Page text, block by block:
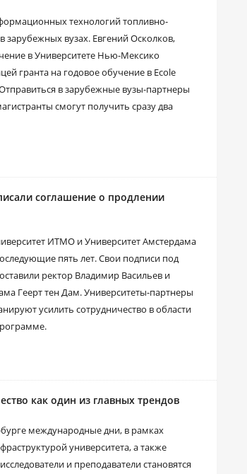
технологий топливно-
зарубежных вузах. Евгений Осколков,
в Университете Нью-Мексико
гранта на годовое обучение в Ecole
в зарубежные вузы-партнеры
смогут получить сразу два
соглашение о продлении
ИТМО и Университет Амстердама
пять лет. Свои подписи под
ректор Владимир Васильев и
Геерт тен Дам. Университеты-партнеры
усилить сотрудничество в области
как один из главных трендов
международные дни, в рамках
университета, а также
и преподаватели становятся